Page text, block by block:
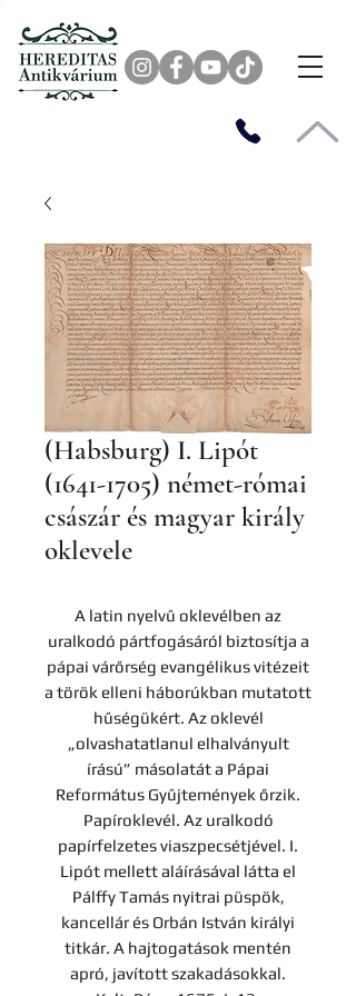
(Habsburg) I. Lipót
(1641-1705) német-római
császár és magyar király
oklevele
A latin nyelvű oklevélben az
uralkodó pártfogásáról biztosítja a
pápai várőrség evangélikus vitézeit
a török elleni háborúkban mutatott
hűségükért. Az oklevél
„olvashatatlanul elhalványult
írású” másolatát a Pápai
Református Gyűjtemények őrzik.
Papíroklevél. Az uralkodó
papírfelzetes viaszpecsétjével. I.
Lipót mellett aláírásával látta el
Pálffy Tamás nyitrai püspök,
kancellár és Orbán István királyi
titkár. A hajtogatások mentén
apró, javított szakadásokkal.